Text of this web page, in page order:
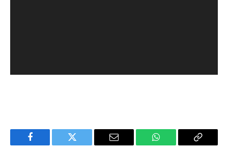
Facebook Twitter Email WhatsApp Copy